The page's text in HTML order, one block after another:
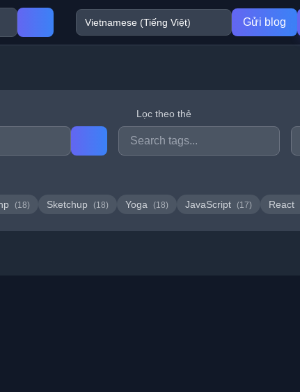
Gửi blog
Lọc theo thẻ
(18) Sketchup (18) Yoga (18) JavaScript (17) React